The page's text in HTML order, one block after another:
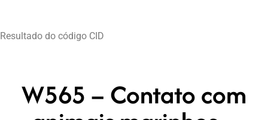
Resultado do código CID
W565 – Contato com